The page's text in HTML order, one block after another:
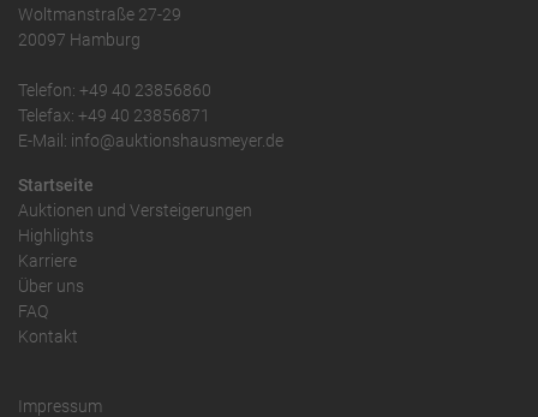
Woltmanstraße 27-29
20097 Hamburg
Telefon: +49 40 23856860
Telefax: +49 40 23856871
E-Mail: info@auktionshausmeyer.de
Startseite
Auktionen und Versteigerungen
Highlights
Karriere
Über uns
FAQ
Kontakt
Impressum